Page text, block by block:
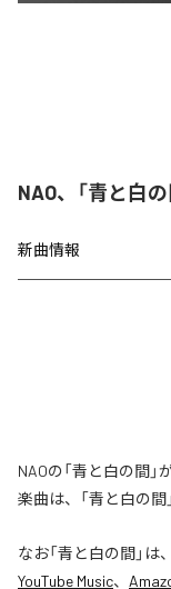
NAO、「青と白
新曲情報
NAOの「青と白の間
楽曲は、「青と白の間
なお「青と白の間」は、
YouTube Music、